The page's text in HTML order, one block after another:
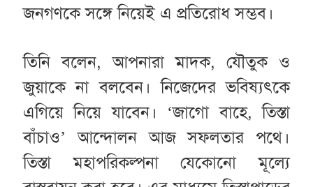
জনগণকে সঙ্গে নিয়েই এ প্রতিরোধ সম্ভব।
তিনি বলেন, আপনারা মাদক, যৌতুক ও
জুয়াকে না বলবেন। নিজেদের ভবিষ্যৎকে
এগিয়ে নিয়ে যাবেন। ‘জাগো বাহে, তিস্তা
বাঁচাও’ আন্দোলন আজ সফলতার পথে।
তিস্তা মহাপরিকল্পনা যেকোনো মূল্যে